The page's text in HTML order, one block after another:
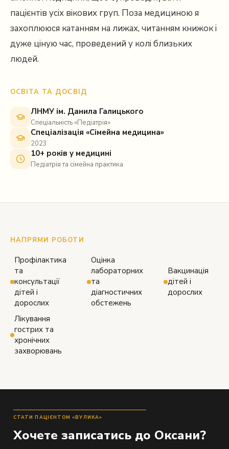
пацієнтів усіх вікових груп. Поза медициною я
захоплююся катанням на лижах, читанням книжок і
дуже ціную час, проведений у колі близьких
людей.
ОСВІТА ТА ДОСВІД
ЛНМУ ім. Данила Галицького
Спеціальність «Педіатрія»
Спеціалізація «Сімейна медицина»
2023
10+ років у медицині
Педіатрія та сімейна практика
НАПРЯМИ РОБОТИ
Профілактика
та
консультації
дітей і
дорослих
Оцінка
лабораторних
та
діагностичних
обстежень
Вакцинація
дітей і
дорослих
Лікування
гострих та
хронічних
захворювань
СТАТИ ПАЦІЄНТОМ «ВУЛИКА»
Хочете записатись до Оксани?